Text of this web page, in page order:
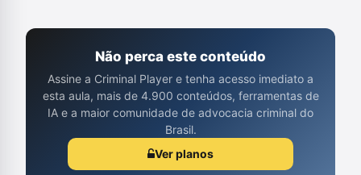
Não perca este conteúdo
Assine a Criminal Player e tenha acesso imediato a
esta aula, mais de 4.900 conteúdos, ferramentas de
IA e a maior comunidade de advocacia criminal do
Brasil.
Ver planos